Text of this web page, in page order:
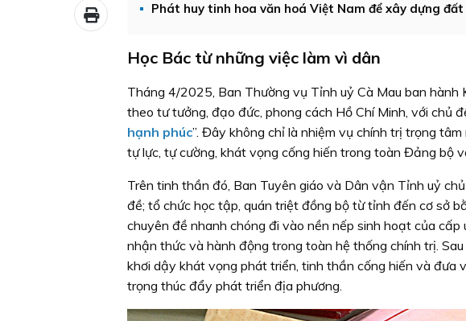
Phát huy tinh hoa văn hoá Việt Nam để xây dựng
Học Bác từ những việc làm vì dân
Tháng 4/2025, Ban Thường vụ Tỉnh uỷ Cà Mau ban
theo tư tưởng, đạo đức, phong cách Hồ Chí Minh, với chủ
hạnh phúc”. Đây không chỉ là nhiệm vụ chính trị trọng
tự lực, tự cường, khát vọng cống hiến trong toàn Đảng bộ
Trên tinh thần đó, Ban Tuyên giáo và Dân vận Tỉnh uỷ
đề; tổ chức học tập, quán triệt đồng bộ từ tỉnh đến cơ sở
chuyên đề nhanh chóng đi vào nền nếp sinh hoạt của
nhận thức và hành động trong toàn hệ thống chính trị.
khơi dậy khát vọng phát triển, tinh thần cống hiến và đưa
trọng thúc đẩy phát triển địa phương.